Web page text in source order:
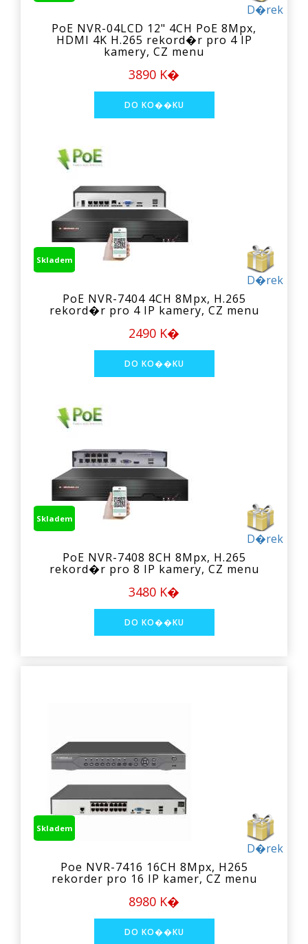
D�rek
PoE NVR-04LCD 12" 4CH PoE 8Mpx,
HDMI 4K H.265 rekord�r pro 4 IP
kamery, CZ menu
3890 K�
D�rek
Skladem
PoE NVR-7404 4CH 8Mpx, H.265
rekord�r pro 4 IP kamery, CZ menu
2490 K�
D�rek
Skladem
PoE NVR-7408 8CH 8Mpx, H.265
rekord�r pro 8 IP kamery, CZ menu
3480 K�
D�rek
Skladem
Poe NVR-7416 16CH 8Mpx, H265
rekorder pro 16 IP kamer, CZ menu
8980 K�